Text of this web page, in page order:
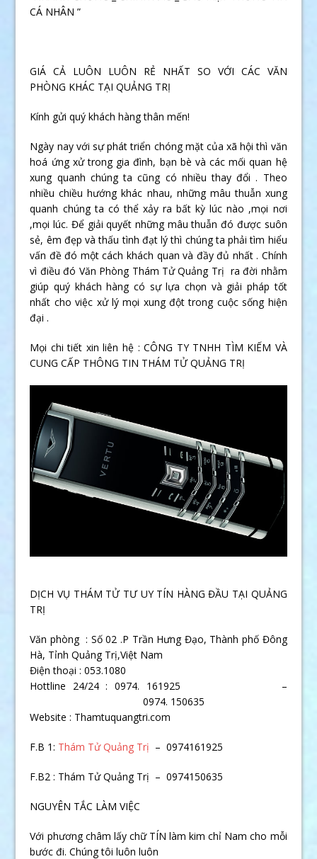
CÁ NHÂN ”
GIÁ CẢ LUÔN LUÔN RẺ NHẤT SO VỚI CÁC VĂN
PHÒNG KHÁC TẠI QUẢNG TRỊ
Kính gửi quý khách hàng thân mến!
Ngày nay với sự phát triển chóng mặt của xã hội thì văn
hoá ứng xử trong gia đình, bạn bè và các mối quan hệ
xung quanh chúng ta cũng có nhiều thay đổi . Theo
nhiều chiều hướng khác nhau, những mâu thuẫn xung
quanh chúng ta có thể xảy ra bất kỳ lúc nào ,mọi nơi
,mọi lúc. Để giải quyết những mâu thuẫn đó được suôn
sẻ, êm đẹp và thấu tình đạt lý thì chúng ta phải tìm hiểu
vấn đề đó một cách khách quan và đầy đủ nhất . Chính
vì điều đó Văn Phòng Thám Tử Quảng Trị ra đời nhằm
giúp quý khách hàng có sự lựa chọn và giải pháp tốt
nhất cho việc xử lý mọi xung đột trong cuộc sống hiện
đại .
Mọi chi tiết xin liên hệ : CÔNG TY TNHH TÌM KIẾM VÀ
CUNG CẤP THÔNG TIN THÁM TỬ QUẢNG TRỊ
DỊCH VỤ THÁM TỬ TƯ UY TÍN HÀNG ĐẦU TẠI QUẢNG
TRỊ
Văn phòng : Số 02 .P Trần Hưng Đạo, Thành phố Đông
Hà, Tỉnh Quảng Trị,Việt Nam
Điện thoại : 053.1080
Hottline 24/24 : 0974. 161925 –
0974. 150635
Website : Thamtuquangtri.com
F.B 1: Thám Tử Quảng Trị – 0974161925
F.B2 : Thám Tử Quảng Trị – 0974150635
NGUYÊN TẮC LÀM VIỆC
Với phương châm lấy chữ TÍN làm kim chỉ Nam cho mỗi
bước đi. Chúng tôi luôn luôn